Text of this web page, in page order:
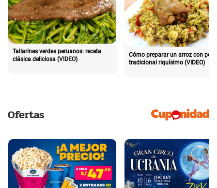
Tallarines verdes peruanos: receta
clásica deliciosa (VIDEO)
Cómo preparar un arroz con pollo
tradicional riquísimo (VIDEO)
Ofertas